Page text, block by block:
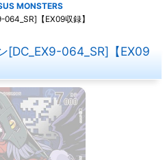
MONSTERS
064_SR]【EX09収録】
[DC_EX9-064_SR]【EX09